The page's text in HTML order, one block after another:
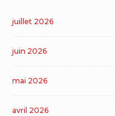
juillet 2026
juin 2026
mai 2026
avril 2026